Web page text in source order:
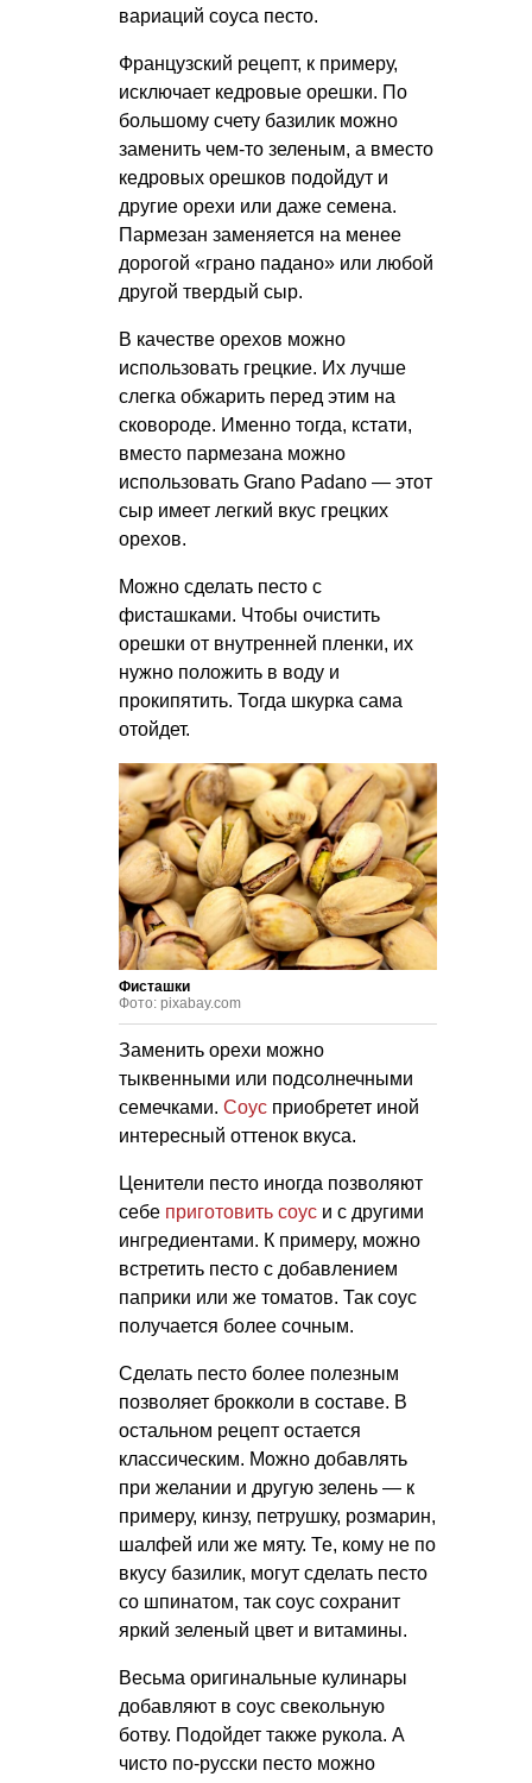
вариаций соуса песто.
Французский рецепт, к примеру,
исключает кедровые орешки. По
большому счету базилик можно
заменить чем-то зеленым, а вместо
кедровых орешков подойдут и
другие орехи или даже семена.
Пармезан заменяется на менее
дорогой «грано падано» или любой
другой твердый сыр.
В качестве орехов можно
использовать грецкие. Их лучше
слегка обжарить перед этим на
сковороде. Именно тогда, кстати,
вместо пармезана можно
использовать Grano Padano — этот
сыр имеет легкий вкус грецких
орехов.
Можно сделать песто с
фисташками. Чтобы очистить
орешки от внутренней пленки, их
нужно положить в воду и
прокипятить. Тогда шкурка сама
отойдет.
Фисташки
Фото: pixabay.com
Заменить орехи можно
тыквенными или подсолнечными
семечками. Соус приобретет иной
интересный оттенок вкуса.
Ценители песто иногда позволяют
себе приготовить соус и с другими
ингредиентами. К примеру, можно
встретить песто с добавлением
паприки или же томатов. Так соус
получается более сочным.
Сделать песто более полезным
позволяет брокколи в составе. В
остальном рецепт остается
классическим. Можно добавлять
при желании и другую зелень — к
примеру, кинзу, петрушку, розмарин,
шалфей или же мяту. Те, кому не по
вкусу базилик, могут сделать песто
со шпинатом, так соус сохранит
яркий зеленый цвет и витамины.
Весьма оригинальные кулинары
добавляют в соус свекольную
ботву. Подойдет также рукола. А
чисто по-русски песто можно